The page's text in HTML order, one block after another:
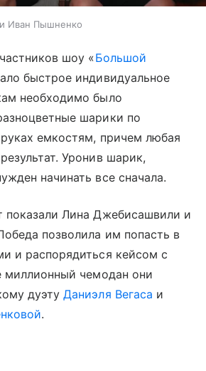
Иван Пышненко
шоу «Большой
быстрое индивидуальное
необходимо было
шарики по
емкостям, причем любая
Уронив шарик,
начинать все сначала.
показали Лина Джебисашвили и
позволила им попасть в
и распорядиться кейсом с
миллионный чемодан они
дуэтуДаниэля Вегаса и
.